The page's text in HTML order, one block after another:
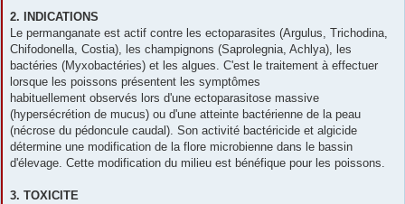
2. INDICATIONS
Le permanganate est actif contre les ectoparasites (Argulus, Trichodina,
Chifodonella, Costia), les champignons (Saprolegnia, Achlya), les
bactéries (Myxobactéries) et les algues. C'est le traitement à effectuer
lorsque les poissons présentent les symptômes
habituellement observés lors d'une ectoparasitose massive
(hypersécrétion de mucus) ou d'une atteinte bactérienne de la peau
(nécrose du pédoncule caudal). Son activité bactéricide et algicide
détermine une modification de la flore microbienne dans le bassin
d'élevage. Cette modification du milieu est bénéfique pour les poissons.
3. TOXICITE